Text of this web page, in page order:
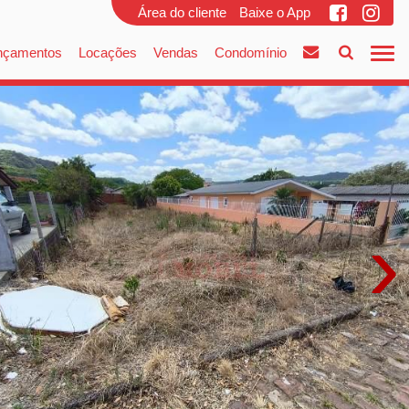
Área do cliente Baixe o App
Locações Vendas Condomínio
›